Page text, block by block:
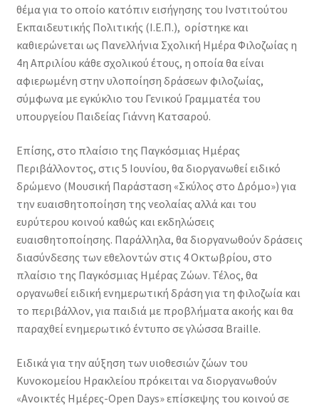
θέμα για το οποίο κατόπιν εισήγησης του Ινστιτούτου
Εκπαιδευτικής Πολιτικής (Ι.Ε.Π.), ορίστηκε και
καθιερώνεται ως Πανελλήνια Σχολική Ημέρα Φιλοζωίας η
4η Απριλίου κάθε σχολικού έτους, η οποία θα είναι
αφιερωμένη στην υλοποίηση δράσεων φιλοζωίας,
σύμφωνα με εγκύκλιο του Γενικού Γραμματέα του
υπουργείου Παιδείας Γιάννη Κατσαρού.
Επίσης, στο πλαίσιο της Παγκόσμιας Ημέρας
Περιβάλλοντος, στις 5 Ιουνίου, θα διοργανωθεί ειδικό
δρώμενο (Μουσική Παράσταση «Σκύλος στο Δρόμο») για
την ευαισθητοποίηση της νεολαίας αλλά και του
ευρύτερου κοινού καθώς και εκδηλώσεις
ευαισθητοποίησης. Παράλληλα, θα διοργανωθούν δράσεις
διασύνδεσης των εθελοντών στις 4 Οκτωβρίου, στο
πλαίσιο της Παγκόσμιας Ημέρας Ζώων. Τέλος, θα
οργανωθεί ειδική ενημερωτική δράση για τη φιλοζωία και
το περιβάλλον, για παιδιά με προβλήματα ακοής και θα
παραχθεί ενημερωτικό έντυπο σε γλώσσα Braille.
Ειδικά για την αύξηση των υιοθεσιών ζώων του
Κυνοκομείου Ηρακλείου πρόκειται να διοργανωθούν
«Ανοικτές Ημέρες-Open Days» επίσκεψης του κοινού σε